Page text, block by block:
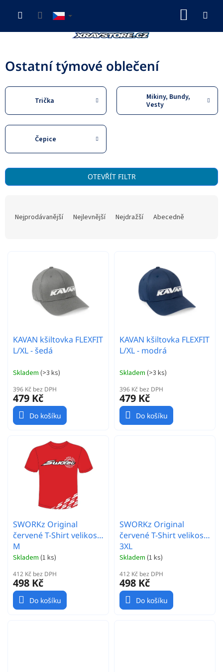
Ostatní týmové oblečení
Trička
Mikiny, Bundy,
Vesty
Čepice
ů
Nejprodávanější Nejlevnější Nejdražší Abecedně
OTEVŘÍT FILTR
V
ý
KAVAN kšiltovka FLEXFIT
L/XL - šedá
Skladem (>3 ks)
396 Kč bez DPH
479 Kč
Do košíku
KAVAN kšiltovka FLEXFIT
L/XL - modrá
Skladem (>3 ks)
396 Kč bez DPH
479 Kč
Do košíku
SWORKz Original
červené T-Shirt velikost
M
Skladem (1 ks)
412 Kč bez DPH
498 Kč
Do košíku
SWORKz Original
červené T-Shirt velikost
3XL
Skladem (1 ks)
412 Kč bez DPH
498 Kč
Do košíku